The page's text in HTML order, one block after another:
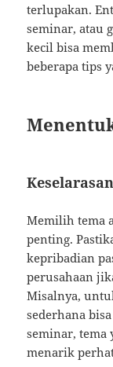
terlupakan.
seminar, atau
kecil bisa
beberapa tips
Memilih tema
penting.
kepribadian
perusahaan
Misalnya,
sederhana
seminar, tema
menarik